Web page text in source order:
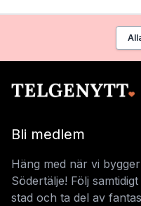
Bli medlem
Häng med när vi
Södertälje! Följ
stad och ta del av